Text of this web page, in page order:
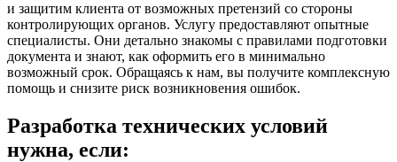
и защитим клиента от возможных претензий со стороны
контролирующих органов. Услугу предоставляют опытные
специалисты. Они детально знакомы с правилами подготовки
документа и знают, как оформить его в минимально
возможный срок. Обращаясь к нам, вы получите комплексную
помощь и снизите риск возникновения ошибок.
Разработка технических условий
нужна, если: